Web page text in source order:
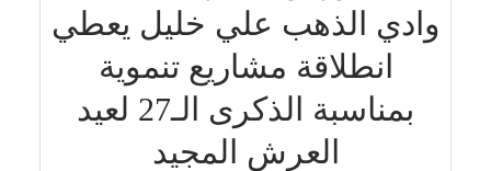
وادي الذهب علي خليل يعطي
انطلاقة مشاريع تنموية
بمناسبة الذكرى الـ27 لعيد
العرش المجيد